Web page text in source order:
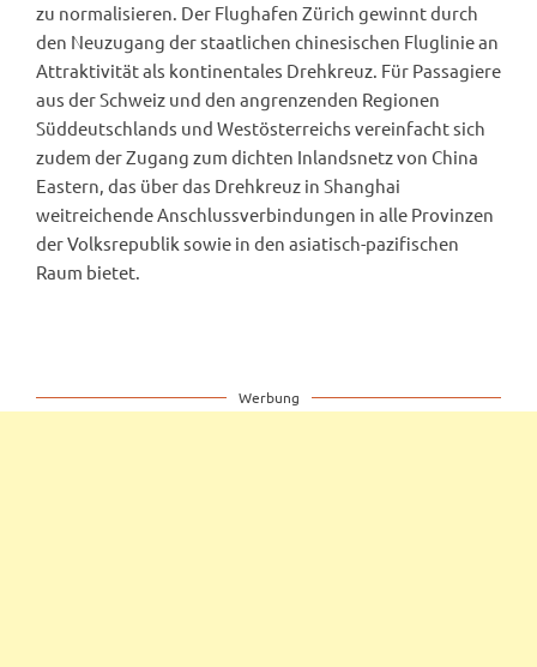
zu normalisieren. Der Flughafen Zürich gewinnt durch
den Neuzugang der staatlichen chinesischen Fluglinie an
Attraktivität als kontinentales Drehkreuz. Für Passagiere
aus der Schweiz und den angrenzenden Regionen
Süddeutschlands und Westösterreichs vereinfacht sich
zudem der Zugang zum dichten Inlandsnetz von China
Eastern, das über das Drehkreuz in Shanghai
weitreichende Anschlussverbindungen in alle Provinzen
der Volksrepublik sowie in den asiatisch-pazifischen
Raum bietet.
Werbung